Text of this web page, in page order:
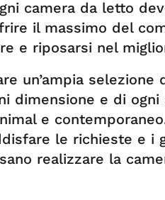
camera da letto
il massimo del
e riposarsi nel
un’ampia selezione
dimensione e di
e
le richieste e i
realizzare la